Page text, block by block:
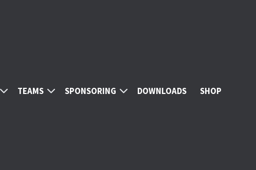
TEAMS SPONSORING DOWNLOADS SHOP